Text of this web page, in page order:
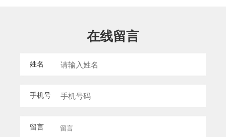
在线留言
姓名
手机号
留言